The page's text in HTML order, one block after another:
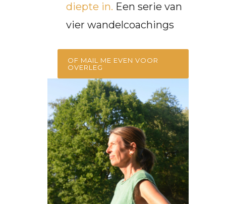
diepte in. Een serie van
vier wandelcoachings
OF MAIL ME EVEN VOOR
OVERLEG